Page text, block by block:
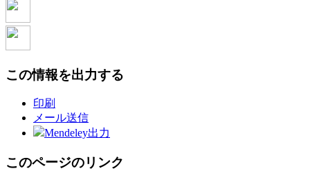
この情報を出力する
印刷
メール送信
Mendeley出力
このページのリンク